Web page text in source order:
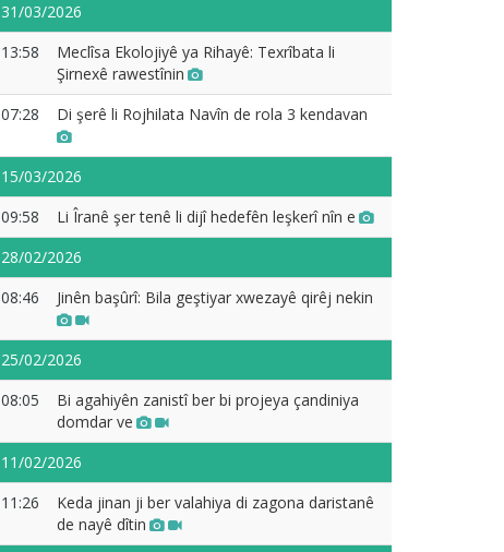
31/03/2026
13:58
Meclîsa Ekolojiyê ya Rihayê: Texrîbata li
Şirnexê rawestînin
07:28
Di şerê li Rojhilata Navîn de rola 3 kendavan
15/03/2026
09:58
Li Îranê şer tenê li dijî hedefên leşkerî nîn e
28/02/2026
08:46
Jinên başûrî: Bila geştiyar xwezayê qirêj nekin
25/02/2026
08:05
Bi agahiyên zanistî ber bi projeya çandiniya
domdar ve
11/02/2026
11:26
Keda jinan ji ber valahiya di zagona daristanê
de nayê dîtin